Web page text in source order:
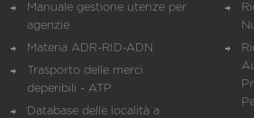
Manuale gestione utenze per
agenzie
Materia ADR-RID-ADN
Trasporto delle merci
deperibili - ATP
Database delle località a